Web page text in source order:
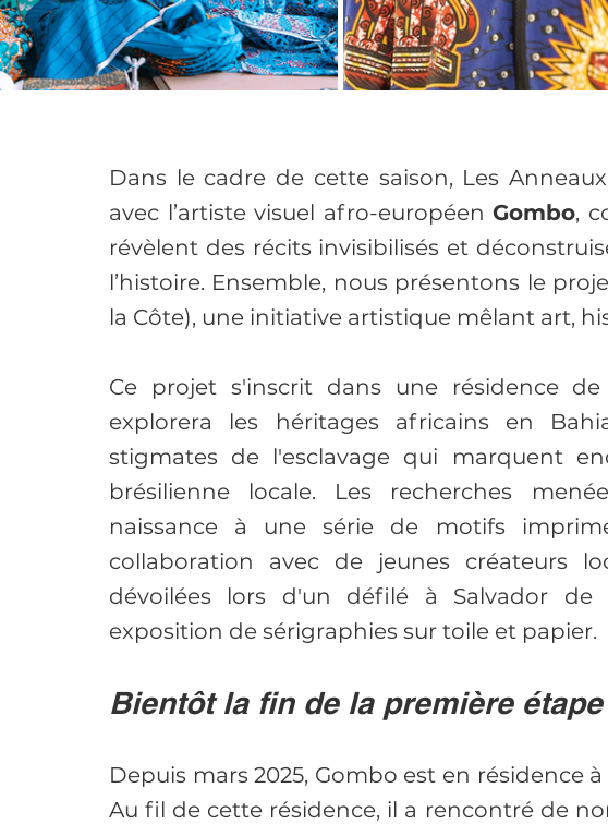
Dans le cadre de cette saison, Les
avec l’artiste visuel afro-européen Gombo,
révèlent des récits invisibilisés et
l’histoire. Ensemble, nous présentons le
la Côte), une initiative artistique mêlant art,
Ce projet s'inscrit dans une résidence
explorera les héritages africains en
stigmates de l'esclavage qui marquent
brésilienne locale. Les recherches
naissance à une série de motifs
collaboration avec de jeunes créateurs
dévoilées lors d'un défilé à Salvador de
exposition de sérigraphies sur toile et papier.
Bientôt la fin de la première étape
Depuis mars 2025, Gombo est en résidence
Au fil de cette résidence, il a rencontré de